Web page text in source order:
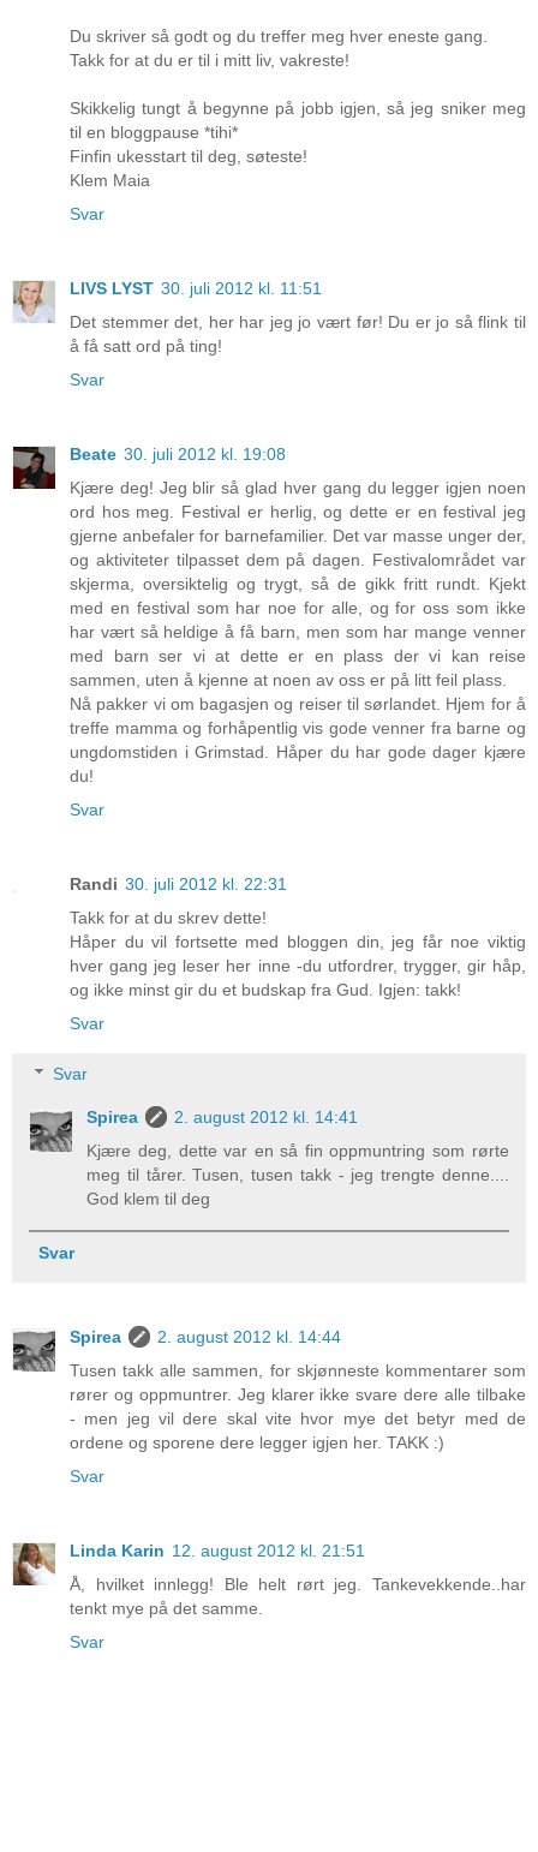
Du skriver så godt og du treffer meg hver eneste gang.
Takk for at du er til i mitt liv, vakreste!
Skikkelig tungt å begynne på jobb igjen, så jeg sniker meg
til en bloggpause *tihi*
Finfin ukesstart til deg, søteste!
Klem Maia
Svar
LIVS LYST 30. juli 2012 kl. 11:51
Det stemmer det, her har jeg jo vært før! Du er jo så flink til
å få satt ord på ting!
Svar
Beate 30. juli 2012 kl. 19:08
Kjære deg! Jeg blir så glad hver gang du legger igjen noen
ord hos meg. Festival er herlig, og dette er en festival jeg
gjerne anbefaler for barnefamilier. Det var masse unger der,
og aktiviteter tilpasset dem på dagen. Festivalområdet var
skjerma, oversiktelig og trygt, så de gikk fritt rundt. Kjekt
med en festival som har noe for alle, og for oss som ikke
har vært så heldige å få barn, men som har mange venner
med barn ser vi at dette er en plass der vi kan reise
sammen, uten å kjenne at noen av oss er på litt feil plass.
Nå pakker vi om bagasjen og reiser til sørlandet. Hjem for å
treffe mamma og forhåpentlig vis gode venner fra barne og
ungdomstiden i Grimstad. Håper du har gode dager kjære
du!
Svar
Randi 30. juli 2012 kl. 22:31
Takk for at du skrev dette!
Håper du vil fortsette med bloggen din, jeg får noe viktig
hver gang jeg leser her inne -du utfordrer, trygger, gir håp,
og ikke minst gir du et budskap fra Gud. Igjen: takk!
Svar
Svar
Spirea
2. august 2012 kl. 14:41
Kjære deg, dette var en så fin oppmuntring som rørte
meg til tårer. Tusen, tusen takk - jeg trengte denne....
God klem til deg
Svar
Spirea
2. august 2012 kl. 14:44
Tusen takk alle sammen, for skjønneste kommentarer som
rører og oppmuntrer. Jeg klarer ikke svare dere alle tilbake
- men jeg vil dere skal vite hvor mye det betyr med de
ordene og sporene dere legger igjen her. TAKK :)
Svar
Linda Karin 12. august 2012 kl. 21:51
Å, hvilket innlegg! Ble helt rørt jeg. Tankevekkende..har
tenkt mye på det samme.
Svar